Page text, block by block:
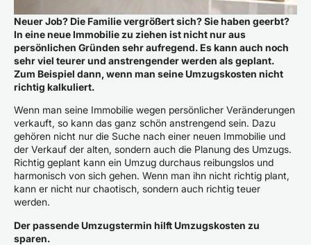
Neuer Job? Die Familie vergrößert sich? Sie haben geerbt?
In eine neue Immobilie zu ziehen ist nicht nur aus
persönlichen Gründen sehr aufregend. Es kann auch noch
sehr viel teurer und anstrengender werden als geplant.
Zum Beispiel dann, wenn man seine Umzugskosten nicht
richtig kalkuliert.
Wenn man seine Immobilie wegen persönlicher Veränderungen
verkauft, so kann das ganz schön anstrengend sein. Dazu
gehören nicht nur die Suche nach einer neuen Immobilie und
der Verkauf der alten, sondern auch die Planung des Umzugs.
Richtig geplant kann ein Umzug durchaus reibungslos und
harmonisch von sich gehen. Wenn man ihn nicht richtig plant,
kann er nicht nur chaotisch, sondern auch richtig teuer
werden.
Der passende Umzugstermin hilft Umzugskosten zu
sparen.